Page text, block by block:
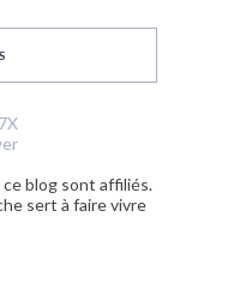
blog sont affiliés.
sert à faire vivre